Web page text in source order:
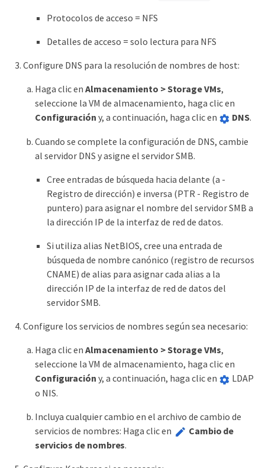
Protocolos de acceso = NFS
Detalles de acceso = solo lectura para NFS
Configure DNS para la resolución de nombres de host:
Haga clic en Almacenamiento > Storage VMs,
seleccione la VM de almacenamiento, haga clic en
Configuración y, a continuación, haga clic en DNS.
Cuando se complete la configuración de DNS, cambie
al servidor DNS y asigne el servidor SMB.
Cree entradas de búsqueda hacia delante (a -
Registro de dirección) e inversa (PTR - Registro de
puntero) para asignar el nombre del servidor SMB a
la dirección IP de la interfaz de red de datos.
Si utiliza alias NetBIOS, cree una entrada de
búsqueda de nombre canónico (registro de recursos
CNAME) de alias para asignar cada alias a la
dirección IP de la interfaz de red de datos del
servidor SMB.
Configure los servicios de nombres según sea necesario:
Haga clic en Almacenamiento > Storage VMs,
seleccione la VM de almacenamiento, haga clic en
Configuración y, a continuación, haga clic en
LDAP
o NIS.
Incluya cualquier cambio en el archivo de cambio de
servicios de nombres: Haga clic en
Cambio de
servicios de nombres.